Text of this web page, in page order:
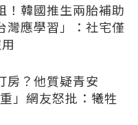
！韓國推生兩胎補助
灣應學習」：社宅僅
房？他質疑青安
」網友怒批：犧牲